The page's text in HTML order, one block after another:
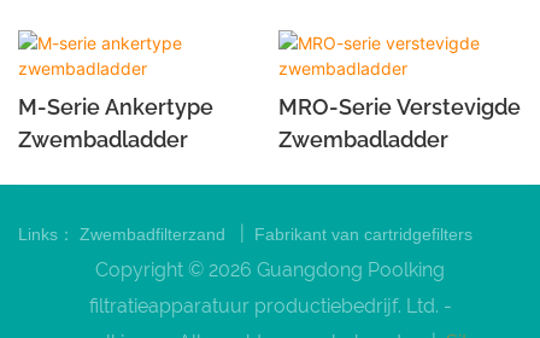
M-Serie Ankertype
Zwembadladder
MRO-Serie Verstevigde
Zwembadladder
Links： Zwembadfilterzand Fabrikant van cartridgefilters
Copyright © 2026 Guangdong Poolking
filtratieapparatuur productiebedrijf. Ltd. -